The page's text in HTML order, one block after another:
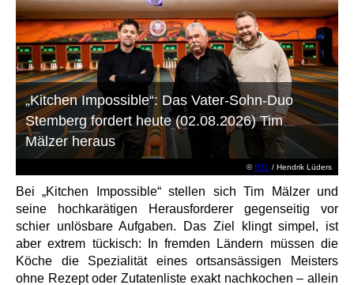
©RTL / Hendrik Lüders
„Kitchen Impossible“: Das Vater-Sohn-Duo
Stemberg fordert heute (02.08.2026) Tim
Mälzer heraus
Bei „Kitchen Impossible“ stellen sich Tim Mälzer und
seine hochkarätigen Herausforderer gegenseitig vor
schier unlösbare Aufgaben. Das Ziel klingt simpel, ist
aber extrem tückisch: In fremden Ländern müssen die
Köche die Spezialität eines ortsansässigen Meisters
ohne Rezept oder Zutatenliste exakt nachkochen – allein